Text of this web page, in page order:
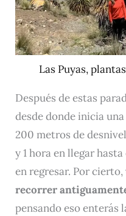
Las Puyas,
Después de estas
desde donde inicia
200 metros de
y 1 hora en llegar
en regresar. Por cierto,
recorrer
pensando eso enterás